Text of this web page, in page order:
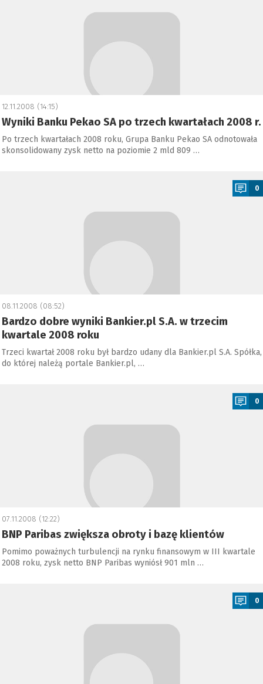
12.11.2008 (14:15)
Wyniki Banku Pekao SA po trzech kwartałach 2008 r.
Po trzech kwartałach 2008 roku, Grupa Banku Pekao SA odnotowała
skonsolidowany zysk netto na poziomie 2 mld 809 …
0
08.11.2008 (08:52)
Bardzo dobre wyniki Bankier.pl S.A. w trzecim
kwartale 2008 roku
Trzeci kwartał 2008 roku był bardzo udany dla Bankier.pl S.A. Spółka,
do której należą portale Bankier.pl, …
0
07.11.2008 (12:22)
BNP Paribas zwiększa obroty i bazę klientów
Pomimo poważnych turbulencji na rynku finansowym w III kwartale
2008 roku, zysk netto BNP Paribas wyniósł 901 mln …
0